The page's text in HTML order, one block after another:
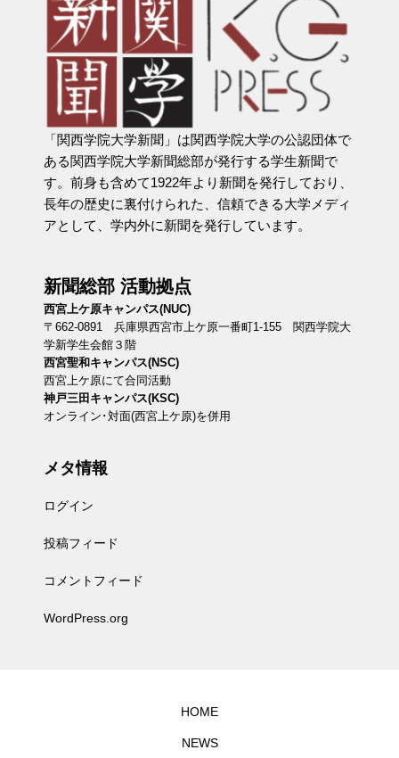
「関西学院大学新聞」は関西学院大学の公認団体で
ある関西学院大学新聞総部が発行する学生新聞で
す。前身も含めて1922年より新聞を発行しており、
長年の歴史に裏付けられた、信頼できる大学メディ
アとして、学内外に新聞を発行しています。
新聞総部 活動拠点
西宮上ケ原キャンパス(NUC)
〒662-0891 兵庫県西宮市上ケ原一番町1-155 関西学院大
学新学生会館３階
西宮聖和キャンパス(NSC)
西宮上ケ原にて合同活動
神戸三田キャンパス(KSC)
オンライン･対面(西宮上ケ原)を併用
メタ情報
ログイン
投稿フィード
コメントフィード
WordPress.org
HOME
NEWS